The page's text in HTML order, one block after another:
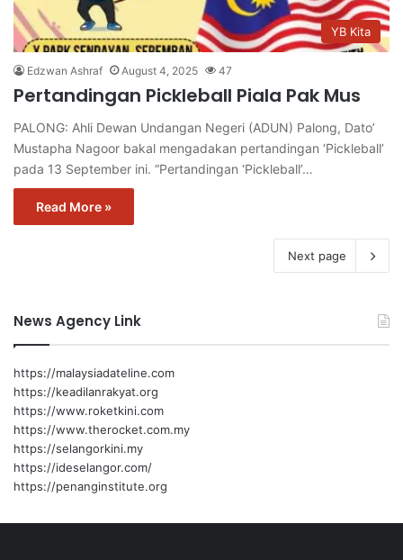
YB Kita
Edzwan Ashraf August 4, 2025 47
Pertandingan Pickleball Piala Pak Mus
PALONG: Ahli Dewan Undangan Negeri (ADUN) Palong, Dato’
Mustapha Nagoor bakal mengadakan pertandingan ‘Pickleball’
pada 13 September ini. “Pertandingan ‘Pickleball’…
Read More »
Next page
News Agency Link
https://malaysiadateline.com
https://keadilanrakyat.org
https://www.roketkini.com
https://www.therocket.com.my
https://selangorkini.my
https://ideselangor.com/
https://penanginstitute.org